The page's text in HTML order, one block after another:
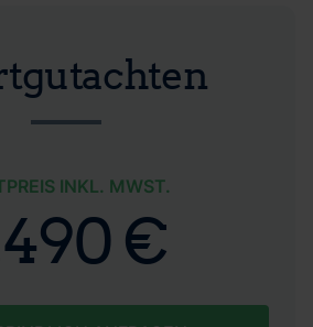
INKL. MWST.
€